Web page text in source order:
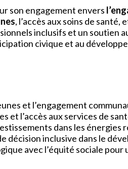
son engagement envers
, l’accès aux soins de
inclusifs et un
civique et au
et l’engagement
et l’accès aux services de
dans les énergies
décision inclusive dans le
avec l’équité sociale